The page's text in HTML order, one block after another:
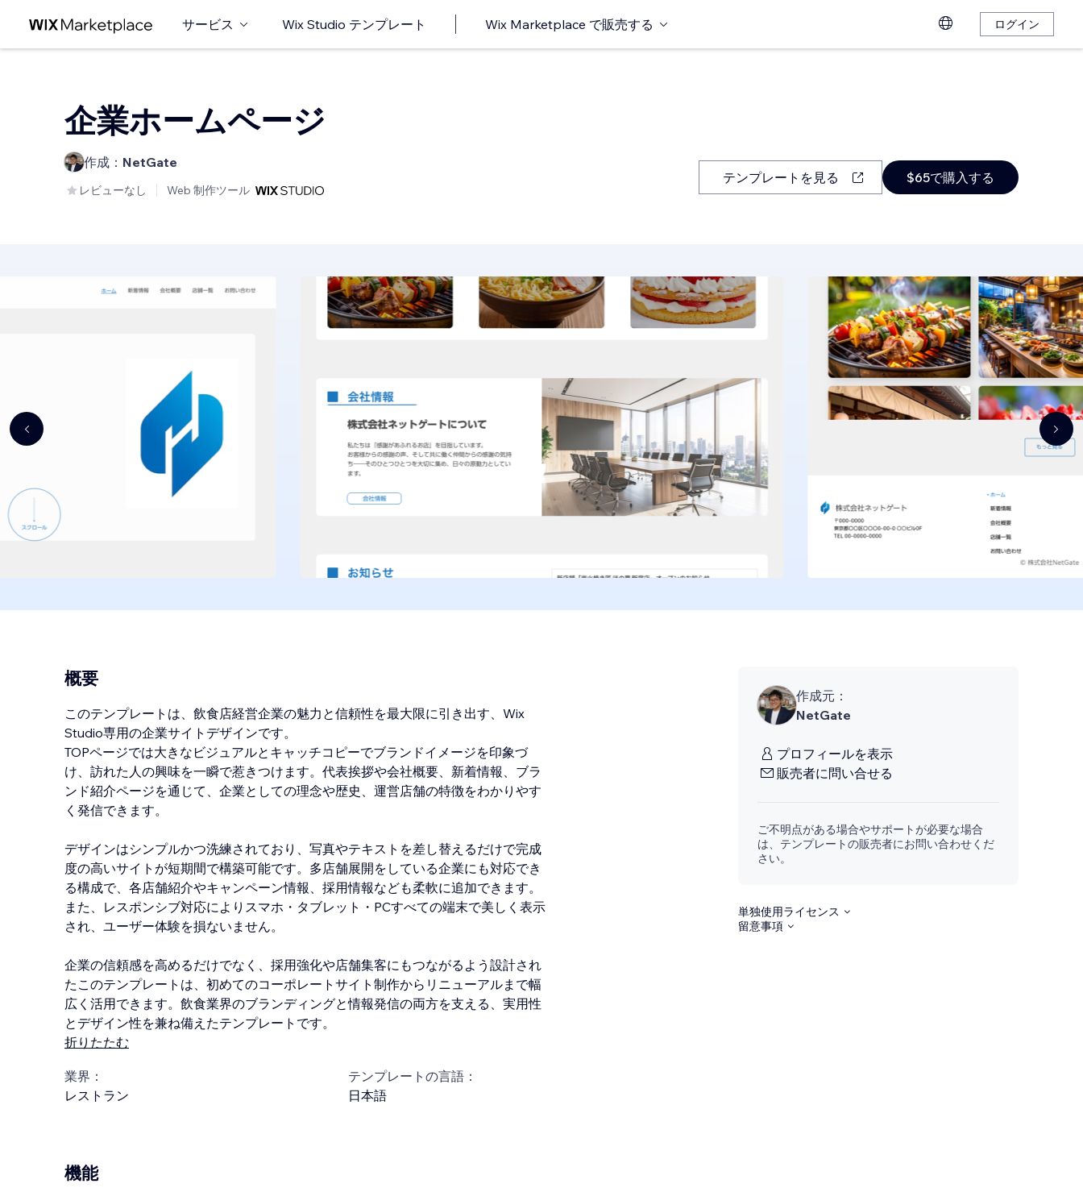
サービス Wix Studio テンプレート Wix Marketplace で販売する ログイン
企業ホームページ
作成： NetGate
レビューなし Web 制作ツール
テンプレートを見る $65で購入する
概要
このテンプレートは、飲食店経営企業の魅力と信頼性を最大限に引き出す、Wix
Studio専用の企業サイトデザインです。
TOPページでは大きなビジュアルとキャッチコピーでブランドイメージを印象づ
け、訪れた人の興味を一瞬で惹きつけます。代表挨拶や会社概要、新着情報、ブラ
ンド紹介ページを通じて、企業としての理念や歴史、運営店舗の特徴をわかりやす
く発信できます。
デザインはシンプルかつ洗練されており、写真やテキストを差し替えるだけで完成
度の高いサイトが短期間で構築可能です。多店舗展開をしている企業にも対応でき
る構成で、各店舗紹介やキャンペーン情報、採用情報なども柔軟に追加できます。
また、レスポンシブ対応によりスマホ・タブレット・PCすべての端末で美しく表示
され、ユーザー体験を損ないません。
企業の信頼感を高めるだけでなく、採用強化や店舗集客にもつながるよう設計され
たこのテンプレートは、初めてのコーポレートサイト制作からリニューアルまで幅
広く活用できます。飲食業界のブランディングと情報発信の両方を支える、実用性
とデザイン性を兼ね備えたテンプレートです。
折りたたむ
業界：
レストラン
テンプレートの言語：
日本語
作成元：
NetGate
プロフィールを表示
販売者に問い合せる
ご不明点がある場合やサポートが必要な場合
は、テンプレートの販売者にお問い合わせくだ
さい。
単独使用ライセンス
留意事項
機能